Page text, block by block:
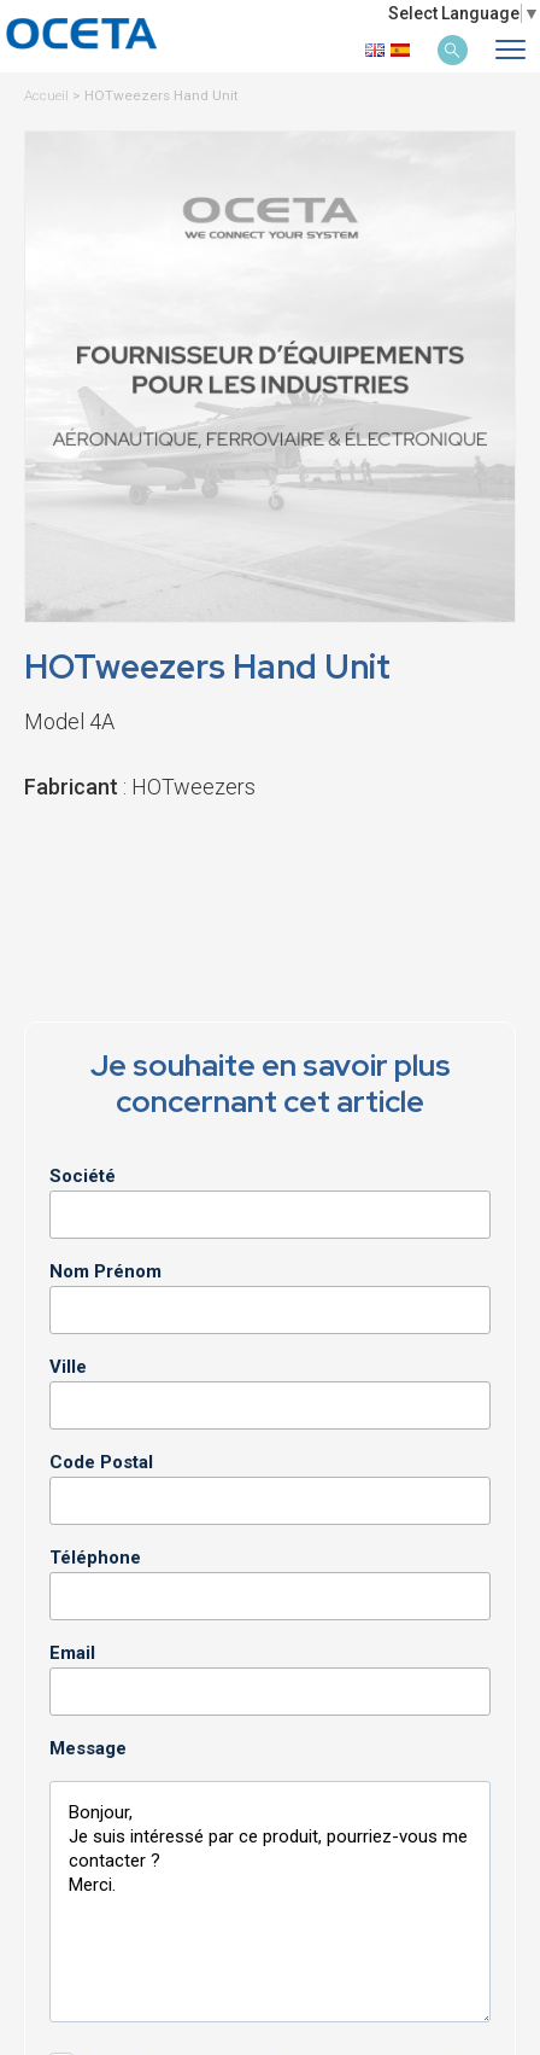
Select Language ▼
Accueil > HOTweezers Hand Unit
HOTweezers Hand Unit
Model 4A
Fabricant : HOTweezers
Je souhaite en savoir plus
concernant cet article
Société
Nom Prénom
Ville
Code Postal
Téléphone
Email
Message